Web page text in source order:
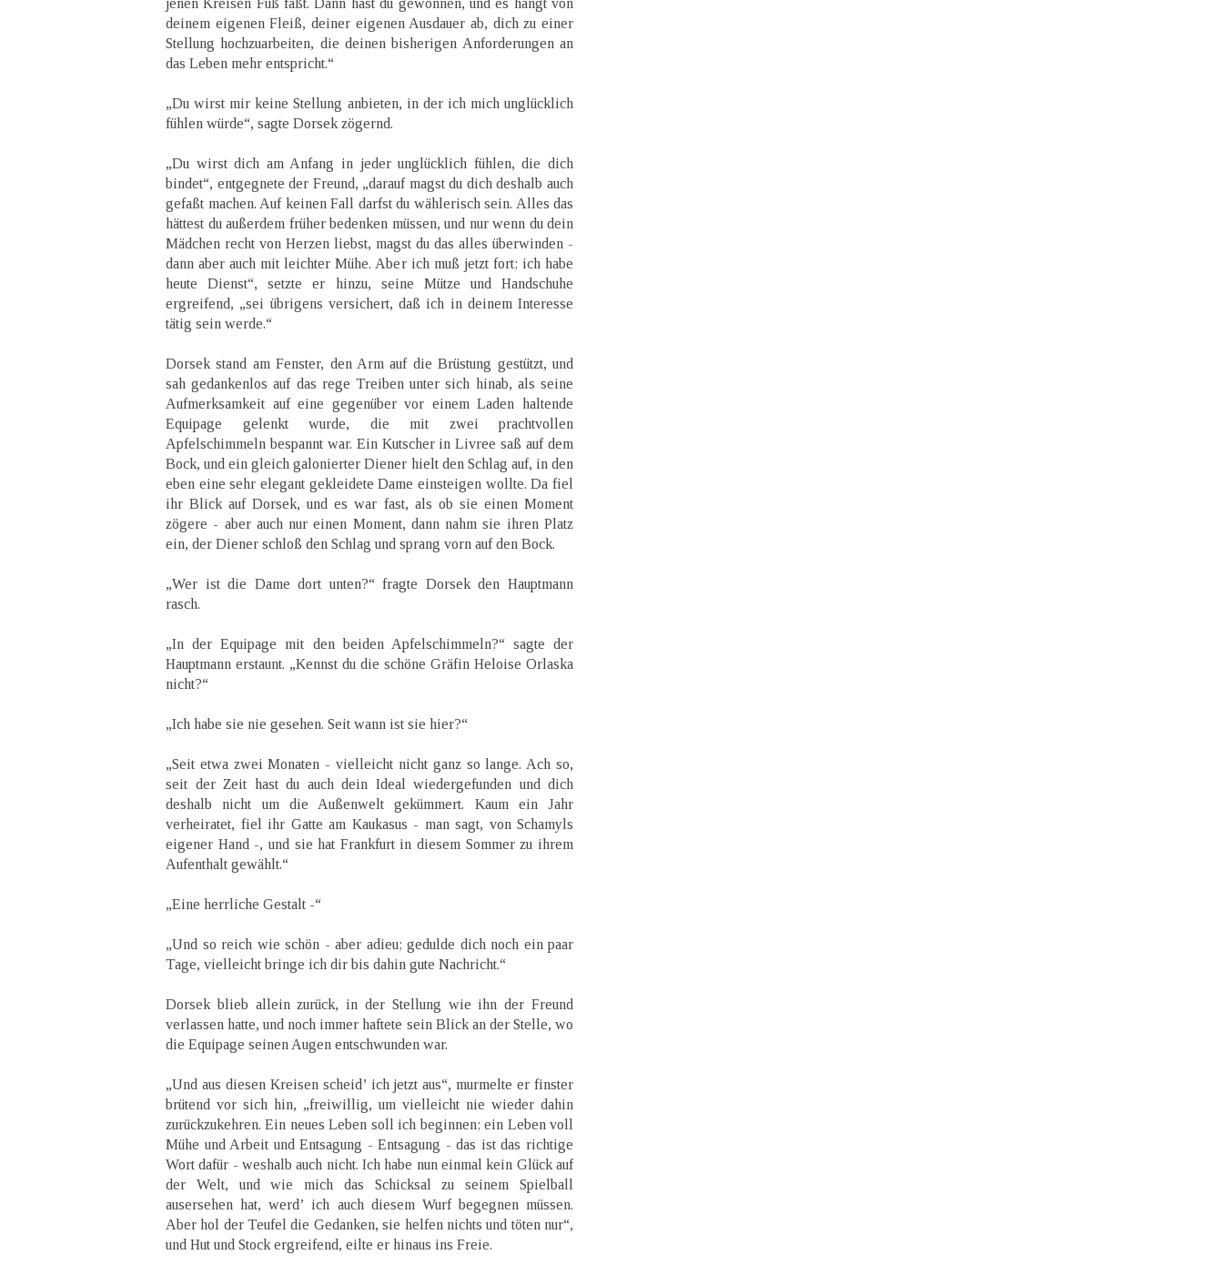
deinem eigenen Fleiß, deiner eigenen Ausdauer ab, dich zu einer
Stellung hochzuarbeiten, die deinen bisherigen Anforderungen an
das Leben mehr entspricht.“
„Du wirst mir keine Stellung anbieten, in der ich mich unglücklich
fühlen würde“, sagte Dorsek zögernd.
„Du wirst dich am Anfang in jeder unglücklich fühlen, die dich
bindet“, entgegnete der Freund, „darauf magst du dich deshalb auch
gefaßt machen. Auf keinen Fall darfst du wählerisch sein. Alles das
hättest du außerdem früher bedenken müssen, und nur wenn du dein
Mädchen recht von Herzen liebst, magst du das alles überwinden -
dann aber auch mit leichter Mühe. Aber ich muß jetzt fort; ich habe
heute Dienst“, setzte er hinzu, seine Mütze und Handschuhe
ergreifend, „sei übrigens versichert, daß ich in deinem Interesse
tätig sein werde.“
Dorsek stand am Fenster, den Arm auf die Brüstung gestützt, und
sah gedankenlos auf das rege Treiben unter sich hinab, als seine
Aufmerksamkeit auf eine gegenüber vor einem Laden haltende
Equipage gelenkt wurde, die mit zwei prachtvollen
Apfelschimmeln bespannt war. Ein Kutscher in Livree saß auf dem
Bock, und ein gleich galonierter Diener hielt den Schlag auf, in den
eben eine sehr elegant gekleidete Dame einsteigen wollte. Da fiel
ihr Blick auf Dorsek, und es war fast, als ob sie einen Moment
zögere - aber auch nur einen Moment, dann nahm sie ihren Platz
ein, der Diener schloß den Schlag und sprang vorn auf den Bock.
„Wer ist die Dame dort unten?“ fragte Dorsek den Hauptmann
rasch.
„In der Equipage mit den beiden Apfelschimmeln?“ sagte der
Hauptmann erstaunt. „Kennst du die schöne Gräfin Heloise Orlaska
nicht?“
„Ich habe sie nie gesehen. Seit wann ist sie hier?“
„Seit etwa zwei Monaten - vielleicht nicht ganz so lange. Ach so,
seit der Zeit hast du auch dein Ideal wiedergefunden und dich
deshalb nicht um die Außenwelt gekümmert. Kaum ein Jahr
verheiratet, fiel ihr Gatte am Kaukasus - man sagt, von Schamyls
eigener Hand -, und sie hat Frankfurt in diesem Sommer zu ihrem
Aufenthalt gewählt.“
„Eine herrliche Gestalt -“
„Und so reich wie schön - aber adieu; gedulde dich noch ein paar
Tage, vielleicht bringe ich dir bis dahin gute Nachricht.“
Dorsek blieb allein zurück, in der Stellung wie ihn der Freund
verlassen hatte, und noch immer haftete sein Blick an der Stelle, wo
die Equipage seinen Augen entschwunden war.
„Und aus diesen Kreisen scheid’ ich jetzt aus“, murmelte er finster
brütend vor sich hin, „freiwillig, um vielleicht nie wieder dahin
zurückzukehren. Ein neues Leben soll ich beginnen; ein Leben voll
Mühe und Arbeit und Entsagung - Entsagung - das ist das richtige
Wort dafür - weshalb auch nicht. Ich habe nun einmal kein Glück auf
der Welt, und wie mich das Schicksal zu seinem Spielball
ausersehen hat, werd’ ich auch diesem Wurf begegnen müssen.
Aber hol der Teufel die Gedanken, sie helfen nichts und töten nur“,
und Hut und Stock ergreifend, eilte er hinaus ins Freie.